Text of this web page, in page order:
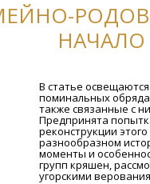
НАЧАЛО
В статье
поминальных
также связанные с
Предпринята
реконструкции
разнообразном
моменты и
групп кряшен,
угорскими